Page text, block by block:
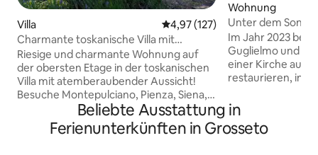
Villa Durchschnittliche Bewertung:
4,97 (127)
Charmante toskanische Villa mit
Aussicht für Familie und Freunde
Riesige und charmante Wohnung auf
der obersten Etage in der toskanischen
Villa mit atemberaubender Aussicht!
Besuche Montepulciano, Pienza, Siena,
erkunde die Landschaft, Weinberge und
heiße Quellen, wandere oder fahre E-
Bike, spaziere oder fahre! Zwei
Wohnung
Unter dem
Montepulciano
Im Jahr 2023
Guglielmo und
einer Kirche aus
restaurieren,
Obergeschoss
Schlafzimmer mit
Badezimmer mit
Beliebte Ausstattung in
Ferienunterkünften in Grosseto